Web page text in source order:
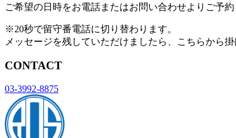
ご希望の日時をお電話またはお問い合わせよりご予
※20秒で留守番電話に切り替わります。
メッセージを残していただけましたら、こちらから掛
CONTACT
03-3992-8875